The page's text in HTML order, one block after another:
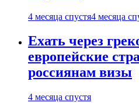
4 месяца спустя4 месяца
Ехать через
европейские
россиянам визы
4 месяца спустя